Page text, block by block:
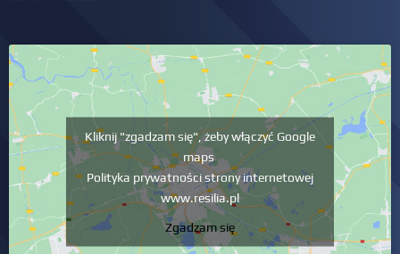
Kliknij "zgadzam się", żeby włączyć Google
maps
Polityka prywatności strony internetowej
www.resilia.pl
Zgadzam się